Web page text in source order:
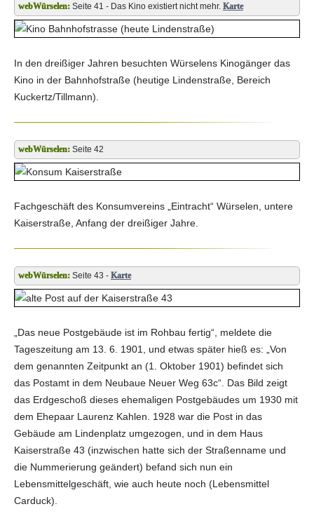
Seite 41 - Das Kino existiert nicht mehr. Karte
In den dreißiger Jahren besuchten Würselens Kinogänger das
Kino in der Bahnhofstraße (heutige Lindenstraße, Bereich
Kuckertz/Tillmann).
Seite 42
Fachgeschäft des Konsumvereins „Eintracht“ Würselen, untere
Kaiserstraße, Anfang der dreißiger Jahre.
Seite 43 - Karte
„Das neue Postgebäude ist im Rohbau fertig“, meldete die
Tageszeitung am 13. 6. 1901, und etwas später hieß es: „Von
dem genannten Zeitpunkt an (1. Oktober 1901) befindet sich
das Postamt in dem Neubaue Neuer Weg 63c“. Das Bild zeigt
das Erdgeschoß dieses ehemaligen Postgebäudes um 1930 mit
dem Ehepaar Laurenz Kahlen. 1928 war die Post in das
Gebäude am Lindenplatz umgezogen, und in dem Haus
Kaiserstraße 43 (inzwischen hatte sich der Straßenname und
die Nummerierung geändert) befand sich nun ein
Lebensmittelgeschäft, wie auch heute noch (Lebensmittel
Carduck).